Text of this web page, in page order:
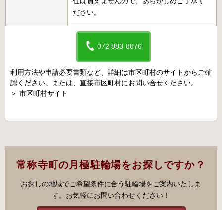
ださい。
072-883-8876
利用方法や申請必要書類など、詳細は市区町村のサイトからご確
認ください。または、直接市区町村にお問い合せください。
＞ 市区町村サイト
常称寺町の月極駐輪場をお探しですか？
お探しの地域でご希望条件に合う駐輪場をご案内いたしま
す。お気軽にお問い合わせください！